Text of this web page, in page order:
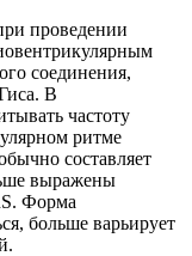
проведении
соединения,
В
частоту
ритме
составляет
выражены
Форма
больше варьирует